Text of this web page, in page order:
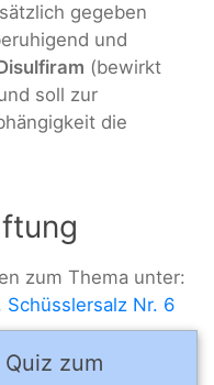
gegeben
und
(bewirkt
soll zur
die
zum Thema unter:
Schüsslersalz Nr. 6
Quiz zum